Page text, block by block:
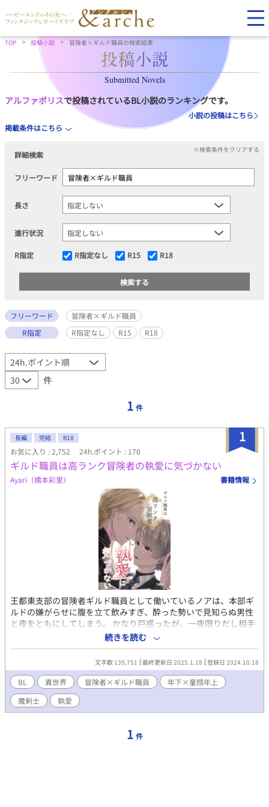
TOP 投稿小説 冒険者×ギルド職員の検索結果
Submitted Novels
アルファポリスで投稿されているBL小説のランキングです。
小説の投稿はこちら
掲載条件はこちら
詳細検索
×検索条件をクリアする
フリーワード
長さ
進行状況
R指定 R指定なし R15 R18
フリーワード
冒険者×ギルド職員
R指定
R指定なし R15 R18
件
1 件
1
長編 完結 R18
お気に入り : 2,752 24h.ポイント : 170
ギルド職員は高ランク冒険者の執愛に気づかない
Ayari（橋本彩里） 書籍情報
王都東支部の冒険者ギルド職員として働いているノアは、本部ギ
ルドの嫌がらせに腹を立て飲みすぎ、酔った勢いで見知らぬ男性
と夜をともにしてしまう。 かなり戸惑ったが、一夜限りだし相手
もそう望んでいるだろうと挨拶もせずその場を後にした。 後日、
一夜の相手が有名な高ランク冒険者パーティの一人、美貌の魔剣
士ブラムウェルだと知る。 群れることを嫌い他者を寄せ付けない
と噂されるブラムウェルだがノアには態度が違って…… 冷淡冒険
者（ノア限定で世話焼き甘えた）とマイペースギルド職員、周囲
の思惑や過去が交差する。 表紙は友人絵師kouma.作です♪
続きを読む
文字数 139,751 最終更新日 2025.1.18 登録日 2024.10.18
BL 異世界 冒険者×ギルド職員
年下×童顔年上
魔剣士
執愛
1 件